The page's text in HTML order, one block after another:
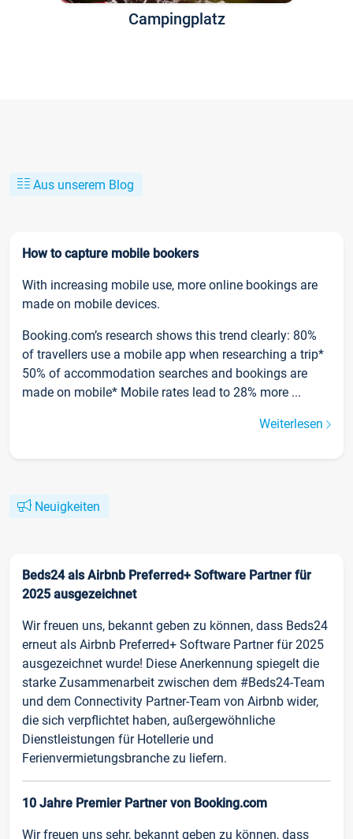
Campingplatz
Aus unserem Blog
How to capture mobile bookers
With increasing mobile use, more online bookings are
made on mobile devices.
Booking.com’s research shows this trend clearly: 80%
of travellers use a mobile app when researching a trip*
50% of accommodation searches and bookings are
made on mobile* Mobile rates lead to 28% more ...
Weiterlesen
Neuigkeiten
Beds24 als Airbnb Preferred+ Software Partner für
2025 ausgezeichnet
Wir freuen uns, bekannt geben zu können, dass Beds24
erneut als Airbnb Preferred+ Software Partner für 2025
ausgezeichnet wurde! Diese Anerkennung spiegelt die
starke Zusammenarbeit zwischen dem #Beds24-Team
und dem Connectivity Partner-Team von Airbnb wider,
die sich verpflichtet haben, außergewöhnliche
Dienstleistungen für Hotellerie und
Ferienvermietungsbranche zu liefern.
10 Jahre Premier Partner von Booking.com
Wir freuen uns sehr, bekannt geben zu können, dass